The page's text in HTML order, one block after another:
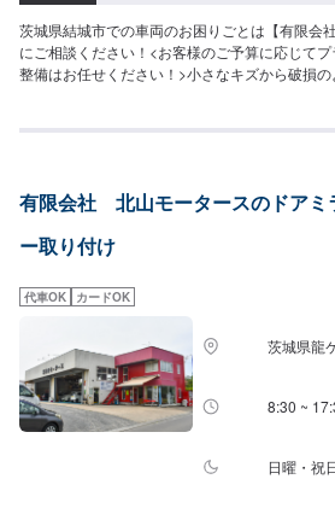
茨城県結城市での車両のお困りごとは【有限会
にご相談ください！<お客様のご予算に応じて
整備はお任せください！>小さなキズから破損
きし、最適な施工方法をご提案しますので、お
～3日程度で納車となります。(要相談)納期は前
めご了承ください。-----代車について-----代車
業中は代車をご利用ください。※代車の燃料代は
ださい。駐車スペースは事務所前の空いている
い。受付はスタッフへ「メンテモで予約しまし
内いたします。【定休日・営業時間】定休日：
8:00~18:00
有限会社 北山モータースのドアミ
ー取り付け
代車OK カードOK
茨城県龍
8:30 ~
日曜・祝